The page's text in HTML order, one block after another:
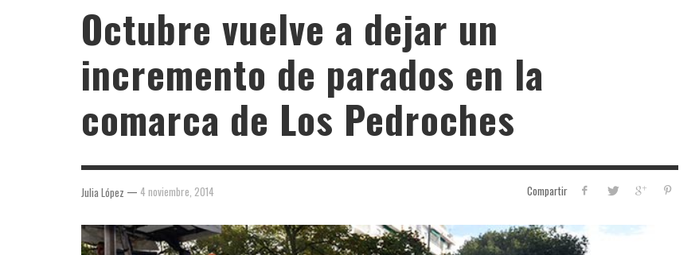
Octubre vuelve a dejar un
incremento de parados en la
comarca de Los Pedroches
Compartir
Julia López — 4 noviembre, 2014